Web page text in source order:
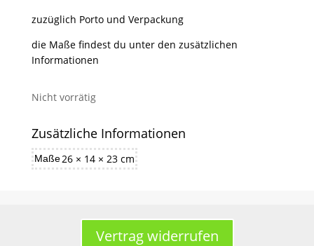
zuzüglich Porto und Verpackung
die Maße findest du unter den zusätzlichen
Informationen
Nicht vorrätig
Zusätzliche Informationen
Maße26 × 14 × 23 cm
Vertrag widerrufen